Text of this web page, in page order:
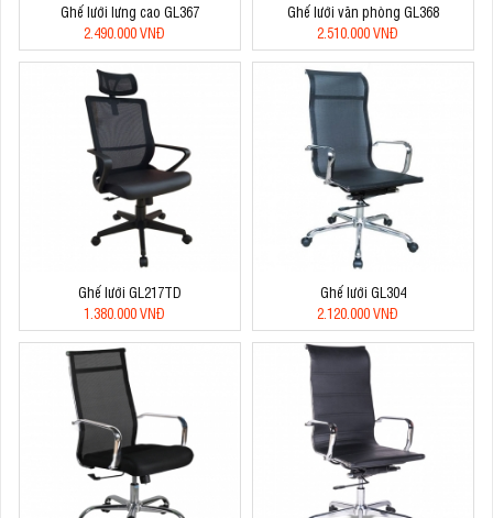
Ghế lưới lưng cao GL367
2.490.000 VNĐ
Ghế lưới văn phòng GL368
2.510.000 VNĐ
Ghế lưới GL217TD
1.380.000 VNĐ
Ghế lưới GL304
2.120.000 VNĐ